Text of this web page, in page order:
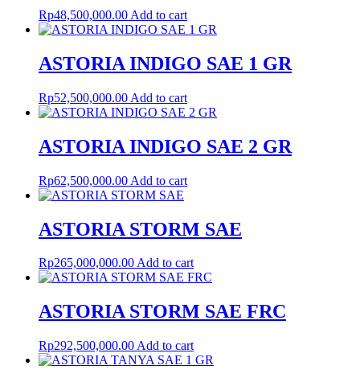
Rp48,500,000.00 Add to cart
ASTORIA INDIGO SAE 1 GR
Rp52,500,000.00 Add to cart
ASTORIA INDIGO SAE 2 GR
Rp62,500,000.00 Add to cart
ASTORIA STORM SAE
Rp265,000,000.00Add to cart
ASTORIA STORM SAE FRC
Rp292,500,000.00 Add to cart